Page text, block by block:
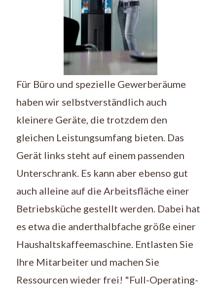
Für Büro und spezielle Gewerberäume
haben wir selbstverständlich auch
kleinere Geräte, die trotzdem den
gleichen Leistungsumfang bieten. Das
Gerät links steht auf einem passenden
Unterschrank. Es kann aber ebenso gut
auch alleine auf die Arbeitsfläche einer
Betriebsküche gestellt werden. Dabei hat
es etwa die anderthalbfache größe einer
Haushaltskaffeemaschine. Entlasten Sie
Ihre Mitarbeiter und machen Sie
Ressourcen wieder frei! "Full-Operating-